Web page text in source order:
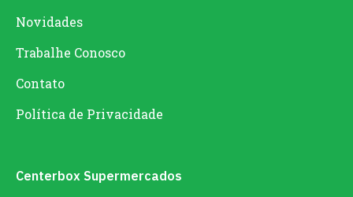
Novidades
Trabalhe Conosco
Contato
Política de Privacidade
Centerbox Supermercados